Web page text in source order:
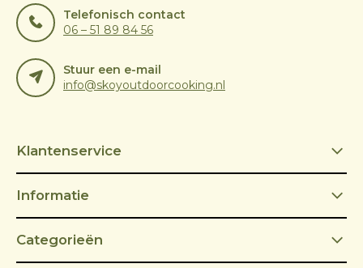
Telefonisch contact
06 – 51 89 84 56
Stuur een e-mail
info@skoyoutdoorcooking.nl
Klantenservice
Informatie
Categorieën